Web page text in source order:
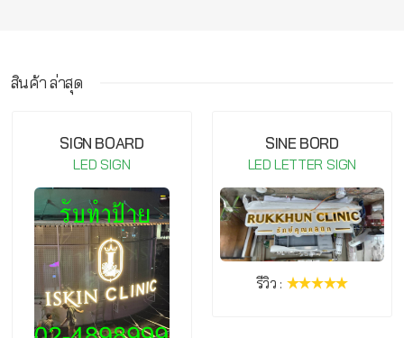
สินค้า ล่าสุด
SIGN BOARD
LED SIGN
SINE BORD
LED LETTER SIGN
รีวิว :